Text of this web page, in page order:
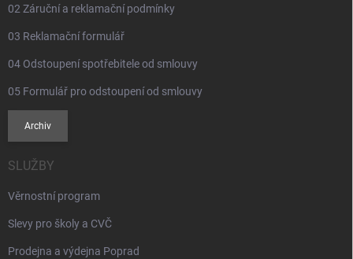
02 Záruční a reklamační podmínky
03 Reklamační formulář
04 Odstoupení spotřebitele od smlouvy
05 Formulář pro odstoupení od smlouvy
Archiv
SLUŽBY
Věrnostní program
Slevy pro školy a CVČ
Prodejna a výdejna Poprad